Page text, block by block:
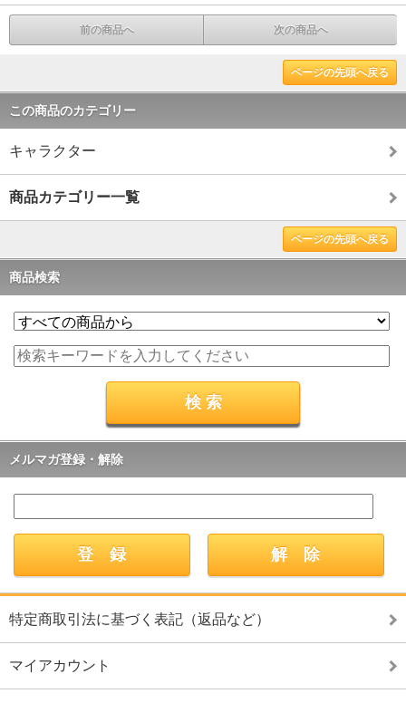
前の商品へ 次の商品へ
ページの先頭へ戻る
この商品のカテゴリー
キャラクター
商品カテゴリー一覧
ページの先頭へ戻る
商品検索
メルマガ登録・解除
特定商取引法に基づく表記（返品など）
マイアカウント